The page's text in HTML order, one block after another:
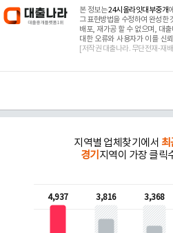
본 정보는24시올라잇대부중개
그 표현방법을 수정하여 완성한
배포, 재가공 할 수 없으며, 대
대한 오류와 사용자가 이를 신
[저작권 대출나라. 무단전재-재
지역별 업체찾기에서 최
경기 지역이 가장 클릭
4,937 3,816 3,368